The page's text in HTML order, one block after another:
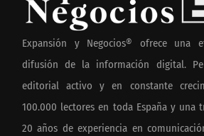
Expansión y Negocios® ofrece una
difusión de la información digital.
editorial activo y en constante
100.000 lectores en toda España y una
20 años de experiencia en